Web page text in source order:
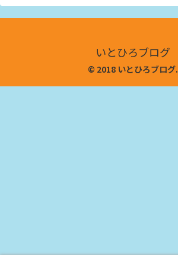
いとひろブログ
© 2018 いとひろブログ.